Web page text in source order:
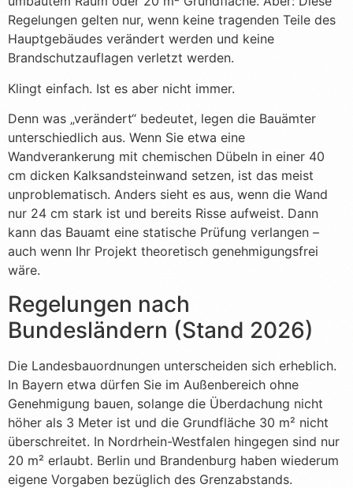
Regelungen gelten nur, wenn keine tragenden Teile des
Hauptgebäudes verändert werden und keine
Brandschutzauflagen verletzt werden.
Klingt einfach. Ist es aber nicht immer.
Denn was „verändert“ bedeutet, legen die Bauämter
unterschiedlich aus. Wenn Sie etwa eine
Wandverankerung mit chemischen Dübeln in einer 40
cm dicken Kalksandsteinwand setzen, ist das meist
unproblematisch. Anders sieht es aus, wenn die Wand
nur 24 cm stark ist und bereits Risse aufweist. Dann
kann das Bauamt eine statische Prüfung verlangen –
auch wenn Ihr Projekt theoretisch genehmigungsfrei
wäre.
Regelungen nach
Bundesländern (Stand 2026)
Die Landesbauordnungen unterscheiden sich erheblich.
In Bayern etwa dürfen Sie im Außenbereich ohne
Genehmigung bauen, solange die Überdachung nicht
höher als 3 Meter ist und die Grundfläche 30 m² nicht
überschreitet. In Nordrhein-Westfalen hingegen sind nur
20 m² erlaubt. Berlin und Brandenburg haben wiederum
eigene Vorgaben bezüglich des Grenzabstands.